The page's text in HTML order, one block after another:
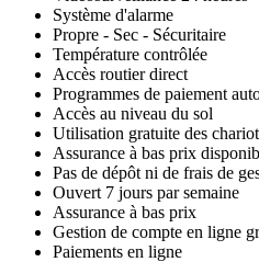
Système d'alarme
Propre - Sec - Sécuritaire
Température contrôlée
Accès routier direct
Programmes de paiement
Accès au niveau du sol
Utilisation gratuite des
Assurance à bas prix
Pas de dépôt ni de frais de
Ouvert 7 jours par semaine
Assurance à bas prix
Gestion de compte en ligne
Paiements en ligne